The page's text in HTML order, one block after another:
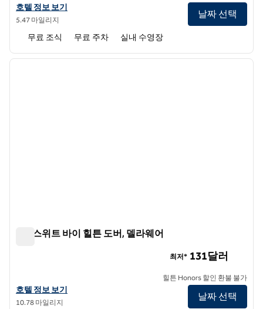
햄튼 인 밀포드의 호텔 정보 보기
호텔 정보 보기
5.47 마일리지
날짜 선택
무료 조식 무료 주차 실내 수영장
1/12
다음
홈2 스위트 바이 힐튼 도버, 델라웨어
홈2 스위트 바이 힐튼 도버, DE의 호텔 정보 보기
호텔 정보 보기
10.78 마일리지
최저* 131달러
힐튼 Honors 할인 환불 불가
날짜 선택